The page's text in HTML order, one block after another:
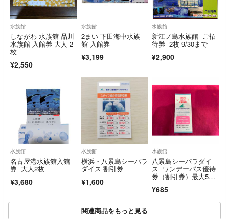
水族館
しながわ 水族館 品川
水族館 入館券 大人 2
枚
¥2,550
水族館
2まい 下田海中水族
館 入館券
¥3,199
水族館
新江ノ島水族館 ご招
待券 2枚 9/30まで
¥2,900
水族館
名古屋港水族館入館
券 大人2枚
¥3,680
水族館
横浜・八景島シーパラ
ダイス 割引券
¥1,600
水族館
八景島シーパラダイ
ス ワンデーパス優待
券（割引券）最大5名
¥685
関連商品をもっと見る